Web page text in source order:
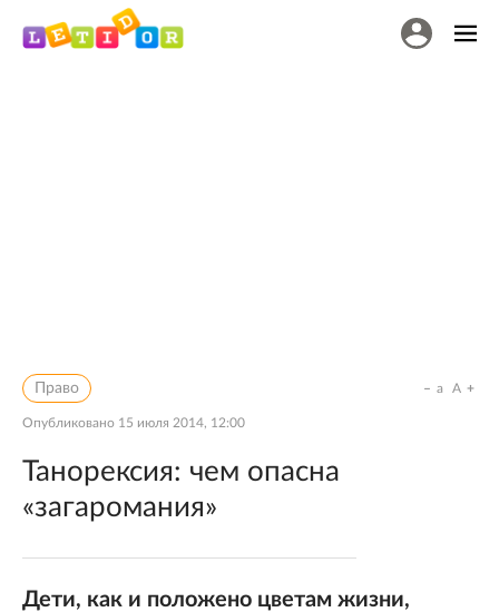
Право
Опубликовано 15 июля 2014, 12:00
a A
Танорексия: чем опасна
«загаромания»
Дети, как и положено цветам жизни,